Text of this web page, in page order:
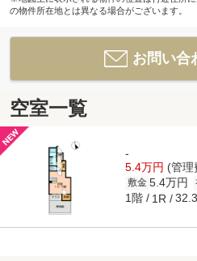
の物件所在地とは異なる場合がございます。
お問い合
空室一覧
-
5.4万円 (管理
敷金 5.4万円
1階 1R